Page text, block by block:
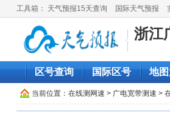
工具箱： 天气预报15天查询 国际天气预报
浙江
区号查询 国际区号 地
当前位置： 在线测网速 > 广电宽带测速 >